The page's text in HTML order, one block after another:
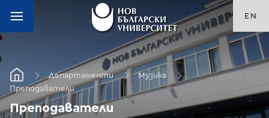
EN
Департаменти
Музика
Преподаватели
Преподаватели